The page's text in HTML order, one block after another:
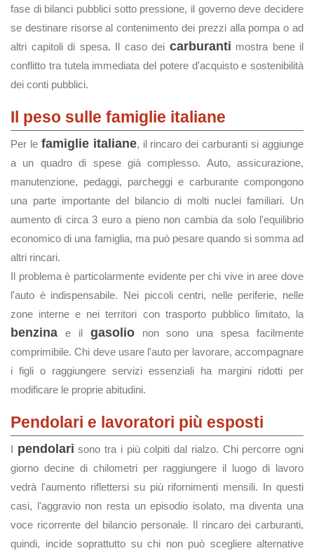
fase di bilanci pubblici sotto pressione, il governo deve decidere
se destinare risorse al contenimento dei prezzi alla pompa o ad
altri capitoli di spesa. Il caso dei carburanti mostra bene il
conflitto tra tutela immediata del potere d'acquisto e sostenibilità
dei conti pubblici.
Il peso sulle famiglie italiane
Per le famiglie italiane, il rincaro dei carburanti si aggiunge
a un quadro di spese già complesso. Auto, assicurazione,
manutenzione, pedaggi, parcheggi e carburante compongono
una parte importante del bilancio di molti nuclei familiari. Un
aumento di circa 3 euro a pieno non cambia da solo l'equilibrio
economico di una famiglia, ma può pesare quando si somma ad
altri rincari.
Il problema è particolarmente evidente per chi vive in aree dove
l'auto è indispensabile. Nei piccoli centri, nelle periferie, nelle
zone interne e nei territori con trasporto pubblico limitato, la
benzina e il gasolionon sono una spesa facilmente
comprimibile. Chi deve usare l'auto per lavorare, accompagnare
i figli o raggiungere servizi essenziali ha margini ridotti per
modificare le proprie abitudini.
Pendolari e lavoratori più esposti
I pendolari sono tra i più colpiti dal rialzo. Chi percorre ogni
giorno decine di chilometri per raggiungere il luogo di lavoro
vedrà l'aumento riflettersi su più rifornimenti mensili. In questi
casi, l'aggravio non resta un episodio isolato, ma diventa una
voce ricorrente del bilancio personale. Il rincaro dei carburanti,
quindi, incide soprattutto su chi non può scegliere alternative